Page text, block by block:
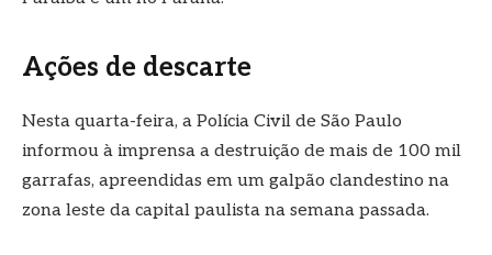
Ações de descarte
Nesta quarta-feira, a Polícia Civil de São Paulo
informou à imprensa a destruição de mais de 100 mil
garrafas, apreendidas em um galpão clandestino na
zona leste da capital paulista na semana passada.